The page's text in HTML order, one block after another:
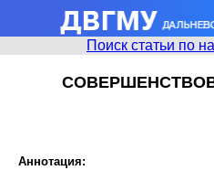
Поиск статьи по
Аннотация: